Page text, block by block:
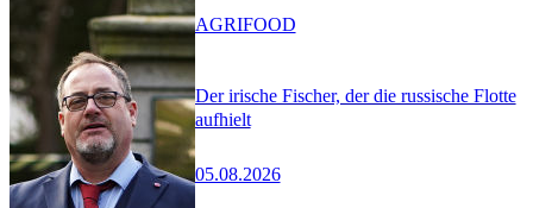
Der irische Fischer, der die russische Flotte
aufhielt
05.08.2026
AGRIFOOD